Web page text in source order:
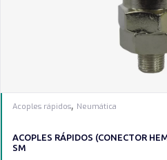
Acoples rápidos, Neumática
ACOPLES RÁPIDOS (CONECTOR
SM